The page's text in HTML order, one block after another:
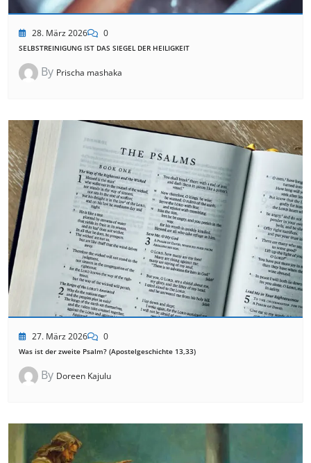
28. März 2026 0
SELBSTREINIGUNG IST DAS SIEGEL DER HEILIGKEIT
By Prischa mashaka
27. März 2026 0
Was ist der zweite Psalm? (Apostelgeschichte 13,33)
By Doreen Kajulu